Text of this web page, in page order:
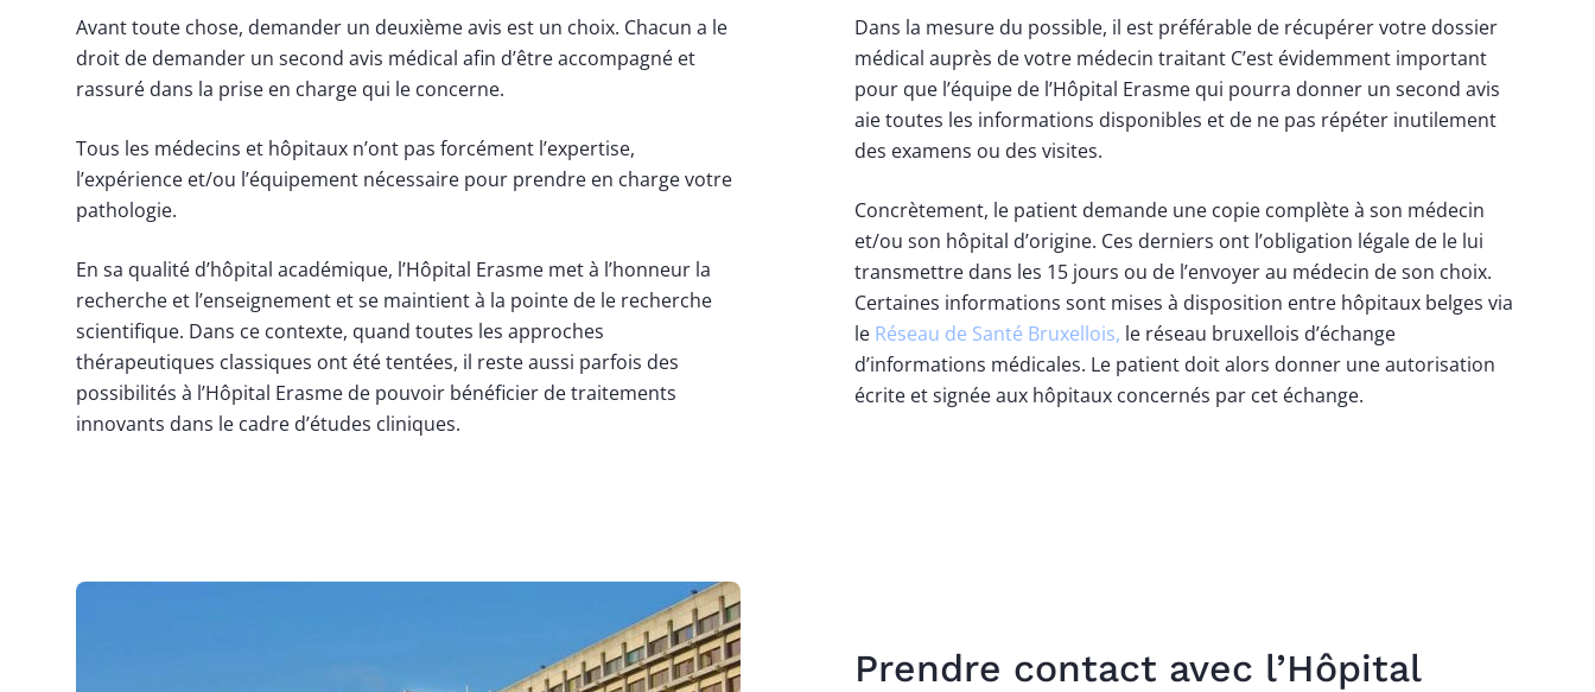
Avant toute chose, demander un deuxième avis est un choix. Chacun a le
droit de demander un second avis médical afin d’être accompagné et
rassuré dans la prise en charge qui le concerne.
Tous les médecins et hôpitaux n’ont pas forcément l’expertise,
l’expérience et/ou l’équipement nécessaire pour prendre en charge votre
pathologie.
En sa qualité d’hôpital académique, l’Hôpital Erasme met à l’honneur la
recherche et l’enseignement et se maintient à la pointe de le recherche
scientifique. Dans ce contexte, quand toutes les approches
thérapeutiques classiques ont été tentées, il reste aussi parfois des
possibilités à l’Hôpital Erasme de pouvoir bénéficier de traitements
innovants dans le cadre d’études cliniques.
Dans la mesure du possible, il est préférable de récupérer votre dossier
médical auprès de votre médecin traitant C’est évidemment important
pour que l’équipe de l’Hôpital Erasme qui pourra donner un second avis
aie toutes les informations disponibles et de ne pas répéter inutilement
des examens ou des visites.
Concrètement, le patient demande une copie complète à son médecin
et/ou son hôpital d’origine. Ces derniers ont l’obligation légale de le lui
transmettre dans les 15 jours ou de l’envoyer au médecin de son choix.
Certaines informations sont mises à disposition entre hôpitaux belges via
le Réseau de Santé Bruxellois, le réseau bruxellois d’échange
d’informations médicales. Le patient doit alors donner une autorisation
écrite et signée aux hôpitaux concernés par cet échange.
Image
Prendre contact avec l’Hôpital